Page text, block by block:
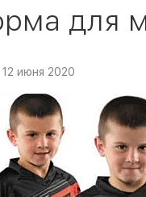
для
12 июня 2020